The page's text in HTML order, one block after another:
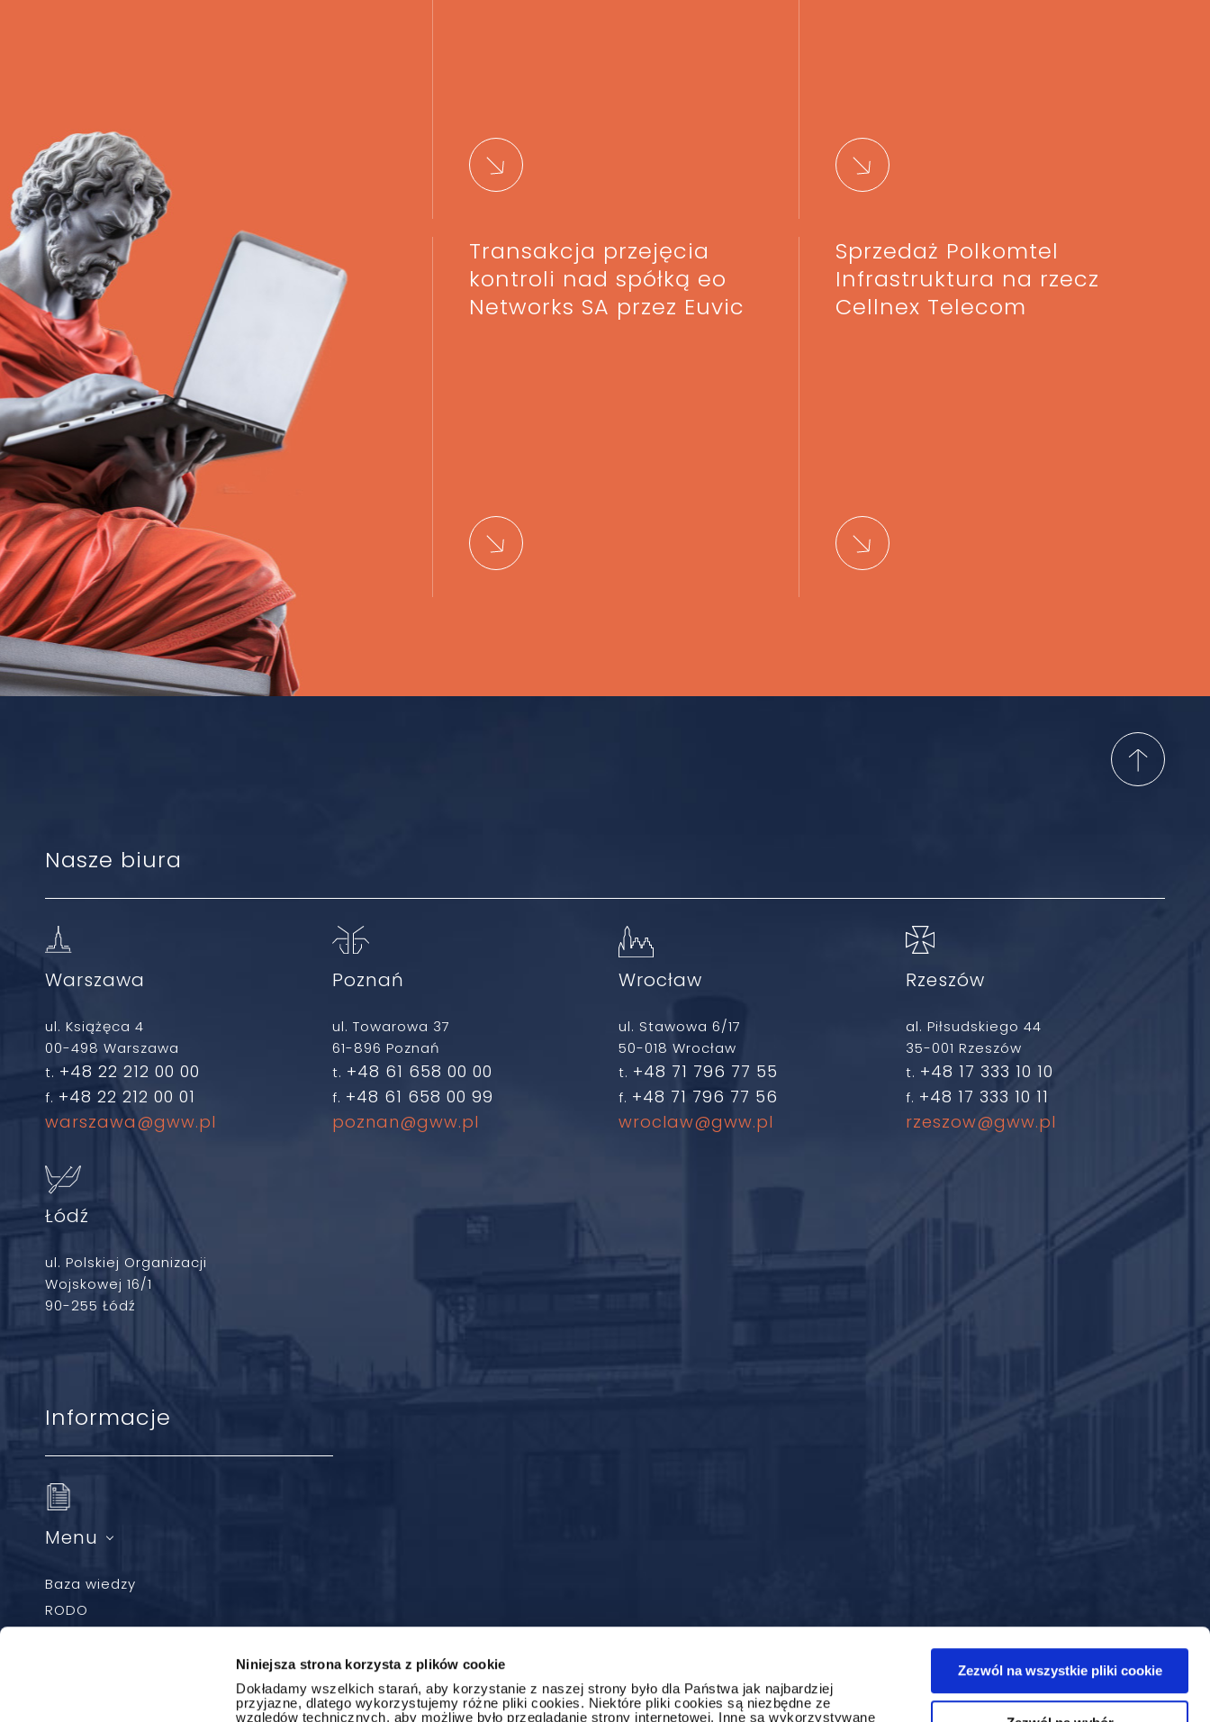
Niniejsza strona korzysta z plików cookie
Dokładamy wszelkich starań, aby korzystanie z naszej strony było dla Państwa jak najbardziej
przyjazne, dlatego wykorzystujemy różne pliki cookies. Niektóre pliki cookies są niezbędne ze
względów technicznych, aby możliwe było przeglądanie strony internetowej. Inne są wykorzystywane
Zezwól na wszystkie pliki cookie
Transakcja przejęcia
kontroli nad spółką eo
Networks SA przez Euvic
Sprzedaż Polkomtel
Infrastruktura na rzecz
Cellnex Telecom
Nasze biura
Warszawa
ul. Książęca 4
00-498 Warszawa
t. +48 22 212 00 00
f. +48 22 212 00 01
warszawa@gww.pl
Poznań
ul. Towarowa 37
61-896 Poznań
t. +48 61 658 00 00
f. +48 61 658 00 99
poznan@gww.pl
Wrocław
ul. Stawowa 6/17
50-018 Wrocław
t. +48 71 796 77 55
f. +48 71 796 77 56
wroclaw@gww.pl
Rzeszów
al. Piłsudskiego 44
35-001 Rzeszów
t. +48 17 333 10 10
f. +48 17 333 10 11
rzeszow@gww.pl
Łódź
ul. Polskiej Organizacji
Wojskowej 16/1
90-255 Łódź
Informacje
Menu
Baza wiedzy
RODO